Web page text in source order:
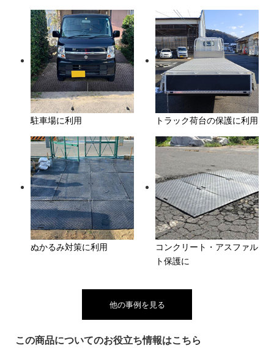
駐車場に利用 トラック荷台の保護に利用
ぬかるみ対策に利用
コンクリート・アスファル
ト保護に
他の事例を見る
この商品についてのお役立ち情報はこちら